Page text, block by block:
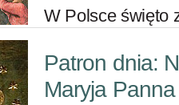
W Polsce święto
Patron dnia:
Maryja